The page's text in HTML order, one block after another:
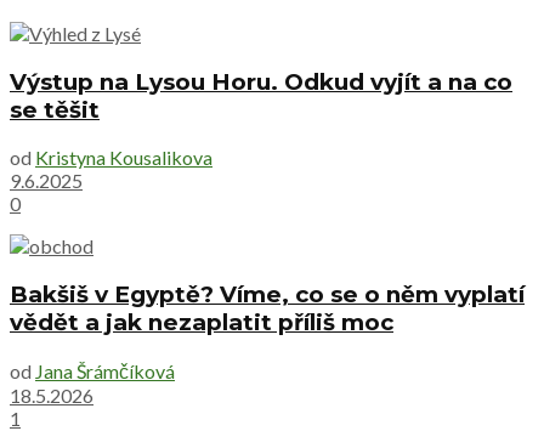
Výstup na Lysou Horu. Odkud vyjít a na co
se těšit
od Kristyna Kousalikova
9.6.2025
0
Bakšiš v Egyptě? Víme, co se o něm vyplatí
vědět a jak nezaplatit příliš moc
od Jana Šrámčíková
18.5.2026
1